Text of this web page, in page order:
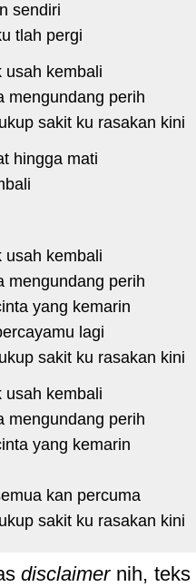
sendiri
tlah pergi
usah kembali
mengundang perih
sakit ku rasakan kini
hingga mati
usah kembali
mengundang perih
yang kemarin
lagi
sakit ku rasakan kini
usah kembali
mengundang perih
yang kemarin
kan percuma
sakit ku rasakan kini
disclaimernih, teks